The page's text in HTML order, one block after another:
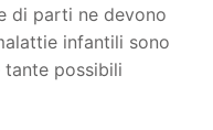
di parti ne devono
infantili sono
tante possibili